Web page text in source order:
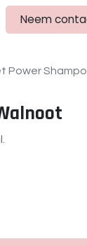
Neem
Power